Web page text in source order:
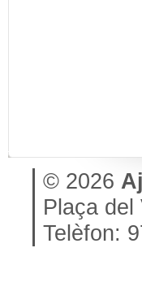
© 2026
Plaça del
Telèfon: